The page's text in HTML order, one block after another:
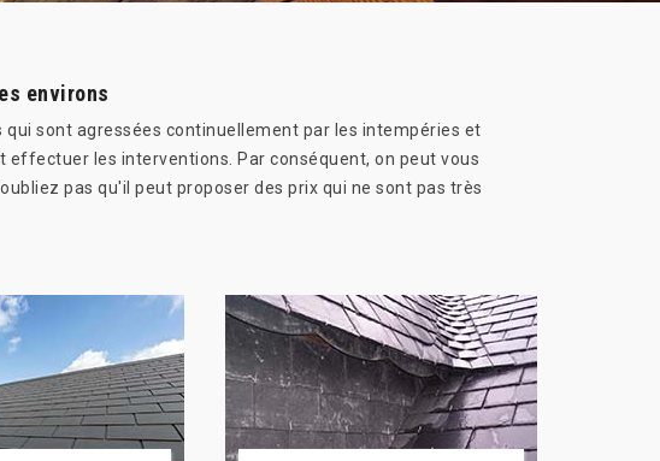
environs
qui sont agressées continuellement par les intempéries et
les interventions. Par conséquent, on peut vous
pas qu'il peut proposer des prix qui ne sont pas très